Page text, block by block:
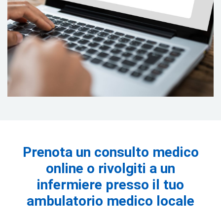
Prenota un consulto medico
online o rivolgiti a un
infermiere presso il tuo
ambulatorio medico locale